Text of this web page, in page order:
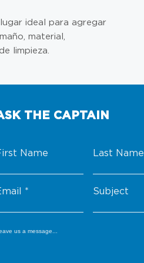
ideal para agregar
material,
limpieza.
THE CAPTAIN
Name Last Name
Subject
us a message...